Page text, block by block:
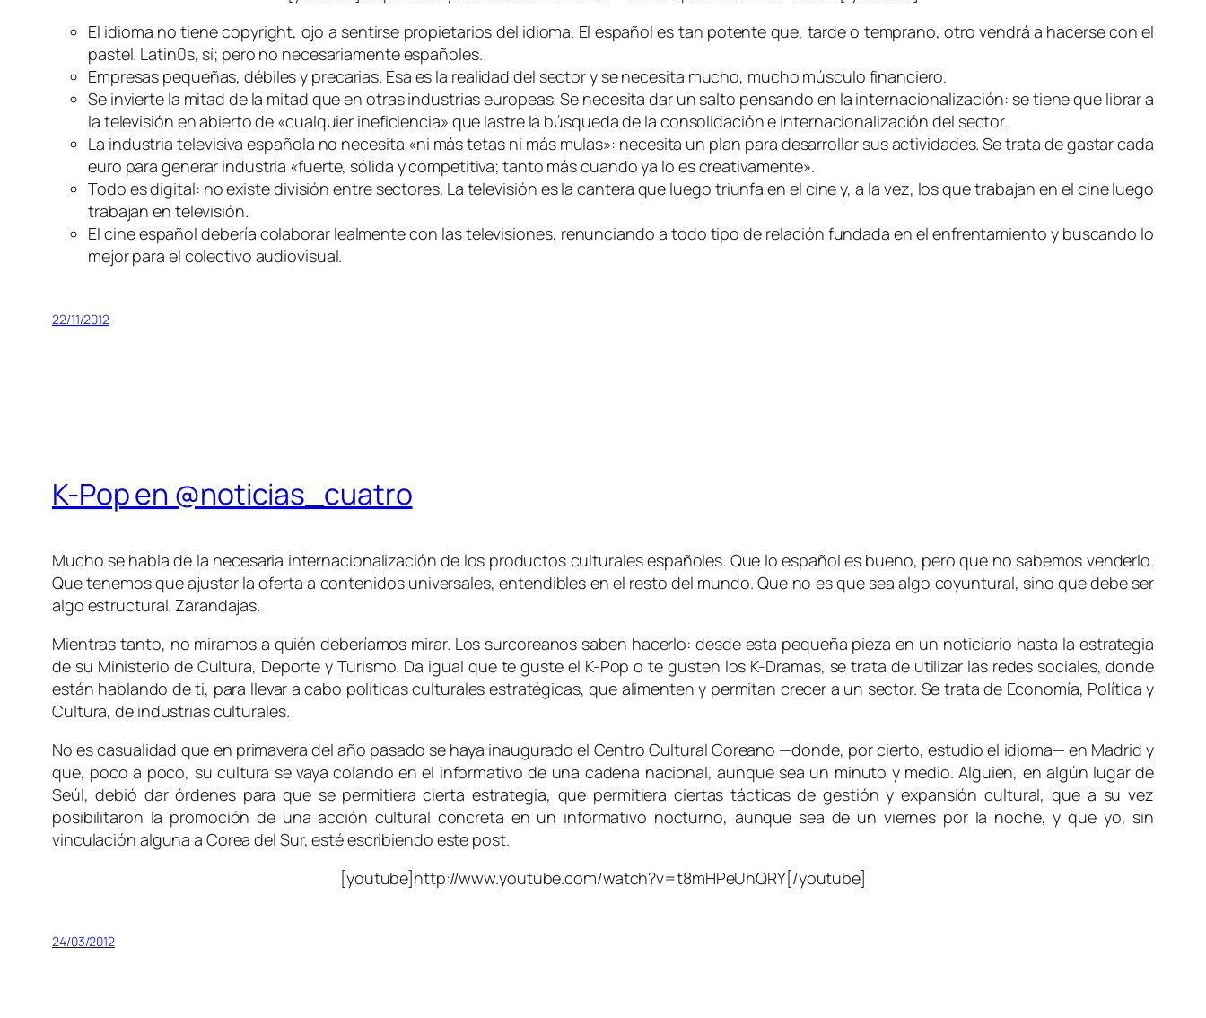
El idioma no tiene copyright, ojo a sentirse propietarios del idioma. El español es tan potente que, tarde o temprano, otro vendrá a hacerse con el
pastel. Latin0s, sí; pero no necesariamente españoles.
Empresas pequeñas, débiles y precarias. Esa es la realidad del sector y se necesita mucho, mucho músculo financiero.
Se invierte la mitad de la mitad que en otras industrias europeas. Se necesita dar un salto pensando en la internacionalización: se tiene que librar a
la televisión en abierto de «cualquier ineficiencia» que lastre la búsqueda de la consolidación e internacionalización del sector.
La industria televisiva española no necesita «ni más tetas ni más mulas»: necesita un plan para desarrollar sus actividades. Se trata de gastar cada
euro para generar industria «fuerte, sólida y competitiva; tanto más cuando ya lo es creativamente».
Todo es digital: no existe división entre sectores. La televisión es la cantera que luego triunfa en el cine y, a la vez, los que trabajan en el cine luego
trabajan en televisión.
El cine español debería colaborar lealmente con las televisiones, renunciando a todo tipo de relación fundada en el enfrentamiento y buscando lo
mejor para el colectivo audiovisual.
22/11/2012
K-Pop en @noticias_cuatro
Mucho se habla de la necesaria internacionalización de los productos culturales españoles. Que lo español es bueno, pero que no sabemos venderlo.
Que tenemos que ajustar la oferta a contenidos universales, entendibles en el resto del mundo. Que no es que sea algo coyuntural, sino que debe ser
algo estructural. Zarandajas.
Mientras tanto, no miramos a quién deberíamos mirar. Los surcoreanos saben hacerlo: desde esta pequeña pieza en un noticiario hasta la estrategia
de su Ministerio de Cultura, Deporte y Turismo. Da igual que te guste el K-Pop o te gusten los K-Dramas, se trata de utilizar las redes sociales, donde
están hablando de ti, para llevar a cabo políticas culturales estratégicas, que alimenten y permitan crecer a un sector. Se trata de Economía, Política y
Cultura, de industrias culturales.
No es casualidad que en primavera del año pasado se haya inaugurado el Centro Cultural Coreano —donde, por cierto, estudio el idioma— en Madrid y
que, poco a poco, su cultura se vaya colando en el informativo de una cadena nacional, aunque sea un minuto y medio. Alguien, en algún lugar de
Seúl, debió dar órdenes para que se permitiera cierta estrategia, que permitiera ciertas tácticas de gestión y expansión cultural, que a su vez
posibilitaron la promoción de una acción cultural concreta en un informativo nocturno, aunque sea de un viernes por la noche, y que yo, sin
vinculación alguna a Corea del Sur, esté escribiendo este post.
[youtube]http://www.youtube.com/watch?v=t8mHPeUhQRY[/youtube]
24/03/2012